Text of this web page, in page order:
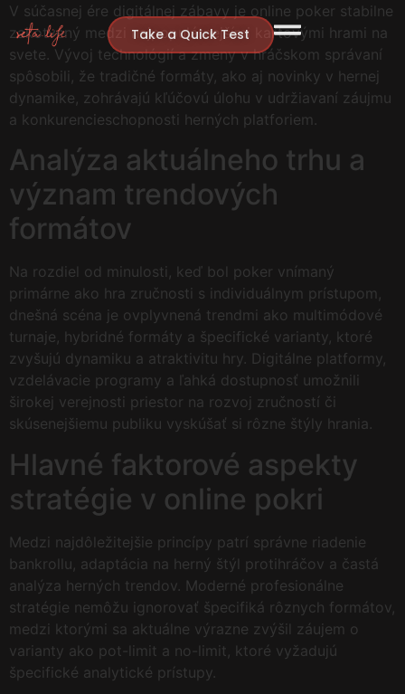
Take a Quick Test
V súčasnej ére digitálnej zábavy je online poker stabilne
zakotvený medzi najpopulárnejšími kartovými hrami na
svete. Vývoj technológií a zmeny v hráčskom správaní
spôsobili, že tradičné formáty, ako aj novinky v hernej
dynamike, zohrávajú kľúčovú úlohu v udržiavaní záujmu
a konkurencieschopnosti herných platforiem.
Analýza aktuálneho trhu a
význam trendových
formátov
Na rozdiel od minulosti, keď bol poker vnímaný
primárne ako hra zručnosti s individuálnym prístupom,
dnešná scéna je ovplyvnená trendmi ako multimódové
turnaje, hybridné formáty a špecifické varianty, ktoré
zvyšujú dynamiku a atraktivitu hry. Digitálne platformy,
vzdelávacie programy a ľahká dostupnosť umožnili
širokej verejnosti priestor na rozvoj zručností či
skúsenejšiemu publiku vyskúšať si rôzne štýly hrania.
Hlavné faktorové aspekty
stratégie v online pokri
Medzi najdôležitejšie princípy patrí správne riadenie
bankrollu, adaptácia na herný štýl protihráčov a častá
analýza herných trendov. Moderné profesionálne
stratégie nemôžu ignorovať špecifiká rôznych formátov,
medzi ktorými sa aktuálne výrazne zvýšil záujem o
varianty ako pot-limit a no-limit, ktoré vyžadujú
špecifické analytické prístupy.